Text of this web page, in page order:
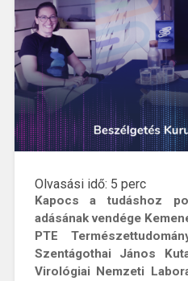
Olvasási idő: 5 perc
Kapocs a tudáshoz
adásának vendége
PTE
Szentágothai János
Virológiai Nemzeti